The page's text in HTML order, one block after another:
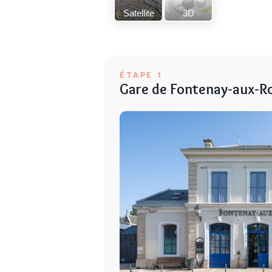
Satellite 3D
ÉTAPE 1
Gare de Fontenay-aux-